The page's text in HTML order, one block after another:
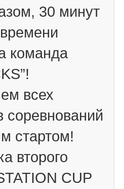
30 минут
команда
всех
соревнований
стартом!
второго
CUP